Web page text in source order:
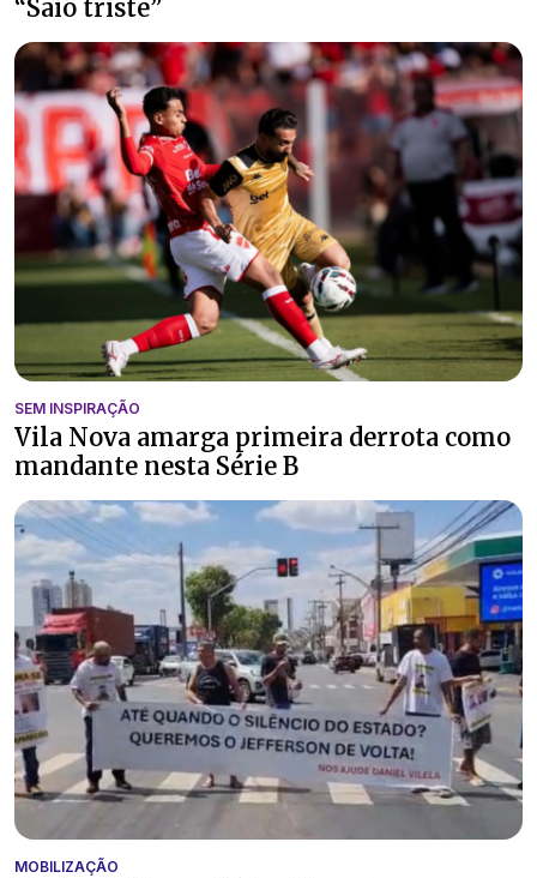
“Saio triste”
SEM INSPIRAÇÃO
Vila Nova amarga primeira derrota como
mandante nesta Série B
MOBILIZAÇÃO